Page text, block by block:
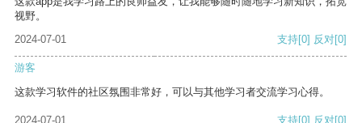
视野。
2024-07-01
支持[0] 反对[0]
游客
这款学习软件的社区氛围非常好，可以与其他学习者交流学习心得。
2024-07-01 支持[0] 反对[0]